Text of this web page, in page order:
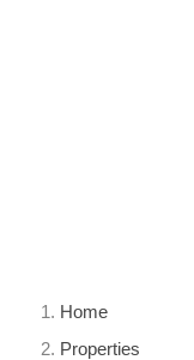
Home
Properties